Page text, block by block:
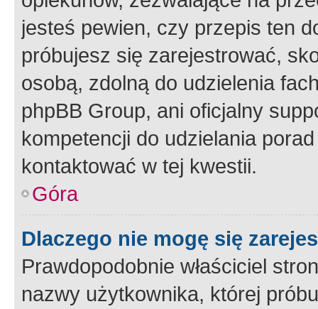
jesteś pewien, czy przepis ten
próbujesz się zarejestrować,
osobą, zdolną do udzielenia
phpBB Group, ani oficjalny
kompetencji do udzielania
kontaktować w tej kwestii.
Góra
Dlaczego nie mogę się
Prawdopodobnie właściciel
nazwy użytkownika, której